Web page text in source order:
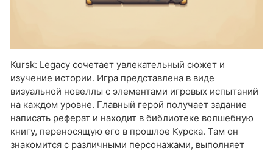
Kursk: Legacy сочетает увлекательный сюжет и
изучение истории. Игра представлена в виде
визуальной новеллы с элементами игровых испытаний
на каждом уровне. Главный герой получает задание
написать реферат и находит в библиотеке волшебную
книгу, переносящую его в прошлое Курска. Там он
знакомится с различными персонажами, выполняет